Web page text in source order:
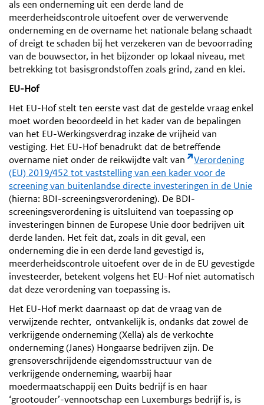
als een onderneming uit een derde land de
meerderheidscontrole uitoefent over de verwervende
onderneming en de overname het nationale belang schaadt
of dreigt te schaden bij het verzekeren van de bevoorrading
van de bouwsector, in het bijzonder op lokaal niveau, met
betrekking tot basisgrondstoffen zoals grind, zand en klei.
EU-Hof
Het EU-Hof stelt ten eerste vast dat de gestelde vraag enkel
moet worden beoordeeld in het kader van de bepalingen
van het EU-Werkingsverdrag inzake de vrijheid van
vestiging. Het EU-Hof benadrukt dat de betreffende
overname niet onder de reikwijdte valt van
Verordening
(EU) 2019/452 tot vaststelling van een kader voor de
screening van buitenlandse directe investeringen in de Unie
(hierna: BDI-screeningsverordening). De BDI-
screeningsverordening is uitsluitend van toepassing op
investeringen binnen de Europese Unie door bedrijven uit
derde landen. Het feit dat, zoals in dit geval, een
onderneming die in een derde land gevestigd is,
meerderheidscontrole uitoefent over de in de EU gevestigde
investeerder, betekent volgens het EU-Hof niet automatisch
dat deze verordening van toepassing is.
Het EU-Hof merkt daarnaast op dat de vraag van de
verwijzende rechter, ontvankelijk is, ondanks dat zowel de
verkrijgende onderneming (Xella) als de verkochte
onderneming (Janes) Hongaarse bedrijven zijn. De
grensoverschrijdende eigendomsstructuur van de
verkrijgende onderneming, waarbij haar
moedermaatschappij een Duits bedrijf is en haar
‘grootouder’-vennootschap een Luxemburgs bedrijf is, is